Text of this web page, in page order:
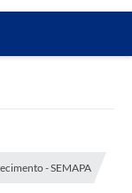
- SEMAPA